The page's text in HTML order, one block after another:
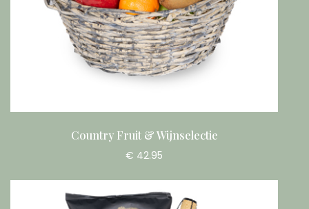
Country Fruit & Wijnselectie
€ 42.95